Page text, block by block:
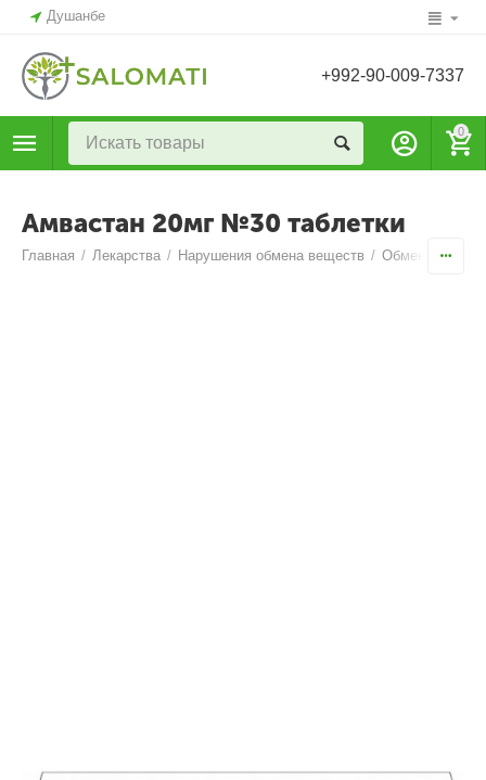
Душанбе
+992-90-009-7337
0
Амвастан 20мг №30 таблетки
Главная / Лекарства / Нарушения обмена веществ / Обмен